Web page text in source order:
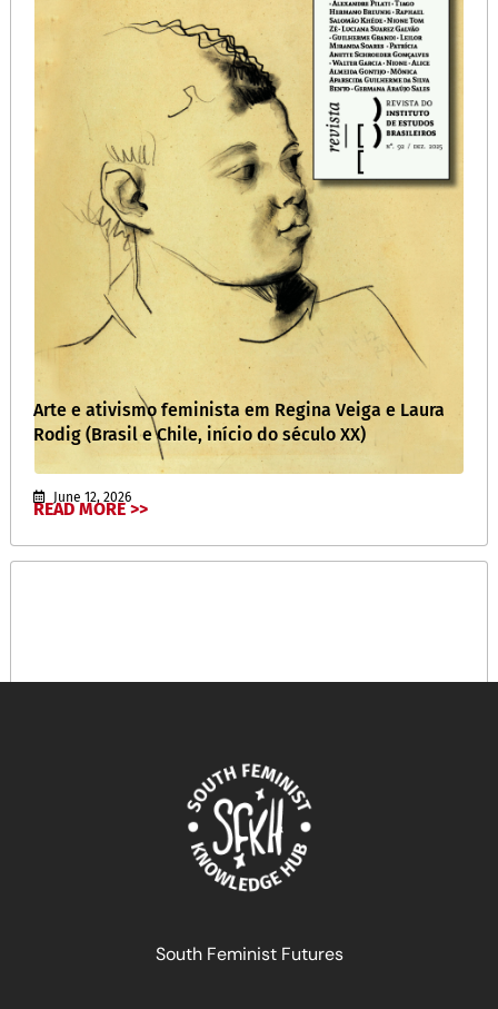
Arte e ativismo feminista em Regina Veiga e Laura
Rodig (Brasil e Chile, início do século XX)
June 12, 2026
READ MORE >>
South Feminist Futures